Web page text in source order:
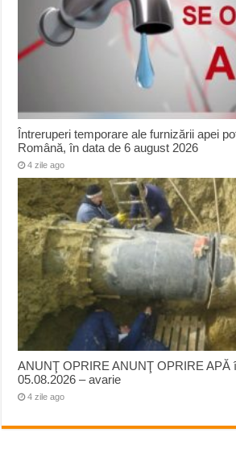
Întreruperi temporare ale furnizării apei
Română, în data de 6 august 2026
4 zile ago
ANUNŢ OPRIRE ANUNŢ OPRIRE APĂ
05.08.2026 – avarie
4 zile ago